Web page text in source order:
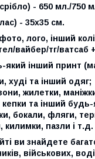
- 650 мл./750
- 35х35 см.
лого, інший
вайбер/тг/ватсаб
інший принт
худі та інший одяг;
жилетки,
та інший будь-
бокали, фляги,
килимки, пазли і т.д.
ви знайдете
військових,